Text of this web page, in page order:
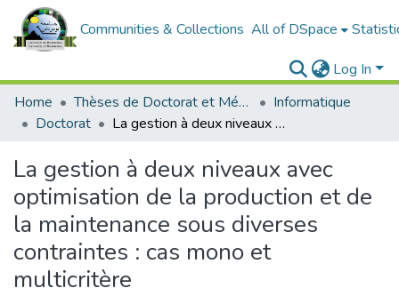
Communities & Collections All of DSpace
Log In
Home
Thèses de Doctorat et Mémoires de Magister
Informatique
Doctorat
La gestion à deux niveaux avec optimisation de la production et de la maintenance sous diverses contraintes : cas mono et multicritère
La gestion à deux niveaux avec
optimisation de la production et de
la maintenance sous diverses
contraintes : cas mono et
multicritère